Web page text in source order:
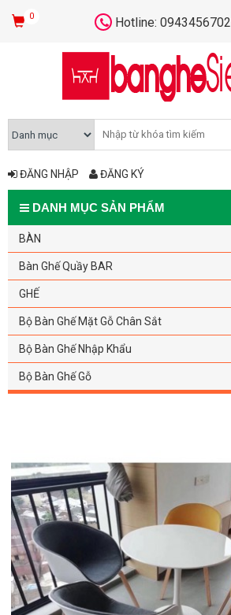
0 Hotline: 0943456702
ĐĂNG NHẬP ĐĂNG KÝ
DANH MỤC SẢN PHẨM
BÀN
Bàn Ghế Quầy BAR
GHẾ
Bộ Bàn Ghế Mặt Gỗ Chân Sắt
Bộ Bàn Ghế Nhập Khẩu
Bộ Bàn Ghế Gỗ